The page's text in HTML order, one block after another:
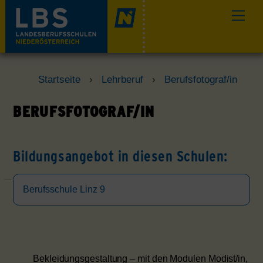
content
Startseite › Lehrberuf › Berufsfotograf/in
BERUFSFOTOGRAF/IN
Bildungsangebot in diesen Schulen:
Berufsschule Linz 9
Bekleidungsgestaltung – mit den Modulen Modist/in,